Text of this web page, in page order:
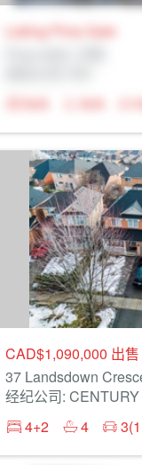
Listing Price Sale
N/A
N/A
CAD$1,090,000 出售
37 Landsdown
4+2
4